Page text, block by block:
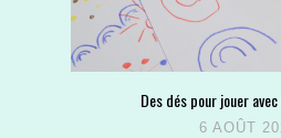
Des dés pour jouer
6 AOÛT